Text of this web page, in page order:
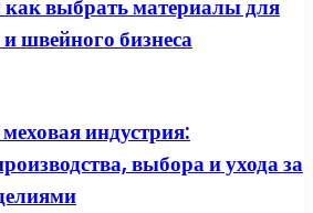
выбрать материалы для
швейного бизнеса
индустрия:
выбора и ухода за